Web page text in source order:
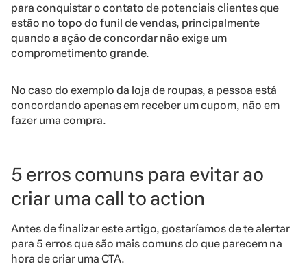
para conquistar o contato de potenciais clientes que
estão no topo do funil de vendas, principalmente
quando a ação de concordar não exige um
comprometimento grande.
No caso do exemplo da loja de roupas, a pessoa está
concordando apenas em receber um cupom, não em
fazer uma compra.
5 erros comuns para evitar ao
criar uma call to action
Antes de finalizar este artigo, gostaríamos de te alertar
para 5 erros que são mais comuns do que parecem na
hora de criar uma CTA.